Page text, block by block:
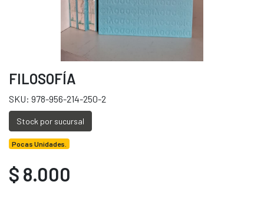
FILOSOFÍA
SKU: 978-956-214-250-2
Stock por sucursal
Pocas Unidades.
$ 8.000